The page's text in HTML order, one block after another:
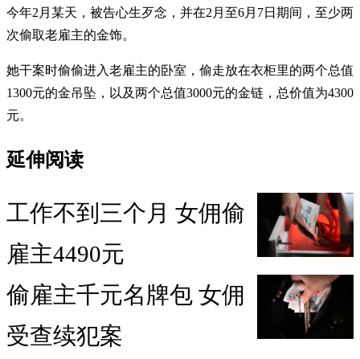
今年2月某天，被告心生歹念，并在2月至6月7日期间，至少两
次偷取老雇主的金饰。
她干案时偷偷进入老雇主的卧室，偷走放在衣柜里的两个总值
1300元的金吊坠，以及两个总值3000元的金链，总价值为4300
元。
延伸阅读
工作不到三个月 女佣偷
雇主4490元
偷雇主千元名牌包 女佣
受查续犯案